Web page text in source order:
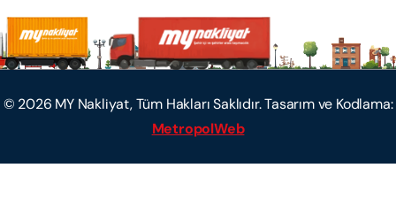
© 2026 MY Nakliyat, Tüm Hakları Saklıdır. Tasarım ve Kodlama:
MetropolWeb